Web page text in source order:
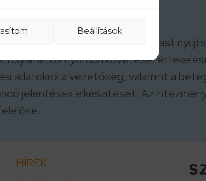
Beállítások
előkészítést és döntéstámogatást
folyamatos nyomon követése,
adatokról a vezetőség, valamint a
jelentések elkészítését. Az
HÍREK